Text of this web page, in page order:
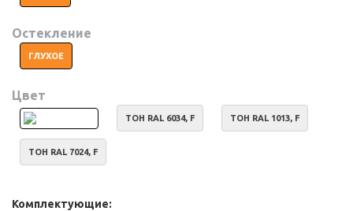
Остекление
ГЛУХОЕ
Цвет
ТОН RAL 6034, F ТОН RAL 1013, F
ТОН RAL 7024, F
Комплектующие: